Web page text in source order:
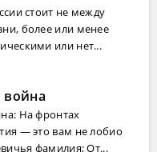
стоит не между
более или менее
или нет...
война
На фронтах
— это вам не лобио
фамилия; От...